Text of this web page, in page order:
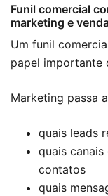
Funil comercial
marketing e
Um funil
papel importante
Marketing passa
quais leads
quais canais
contatos
quais